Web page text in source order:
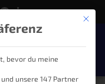
Mit
bevor du meine
unsere 147 Partner